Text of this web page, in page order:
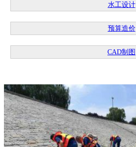
水工设计
预算造价
CAD制图